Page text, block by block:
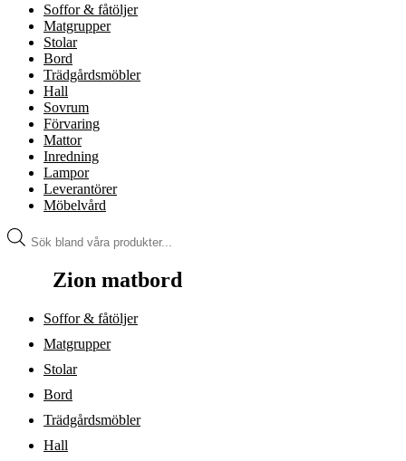
Soffor & fåtöljer
Matgrupper
Stolar
Bord
Trädgårdsmöbler
Hall
Sovrum
Förvaring
Mattor
Inredning
Lampor
Leverantörer
Möbelvård
Produktsökning
Zion matbord
Soffor & fåtöljer
Matgrupper
Stolar
Bord
Trädgårdsmöbler
Hall